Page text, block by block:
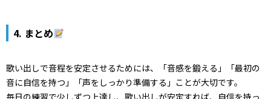
4. まとめ
歌い出しで音程を安定させるためには、「音感を鍛える」「最初の
音に自信を持つ」「声をしっかり準備する」ことが大切です。